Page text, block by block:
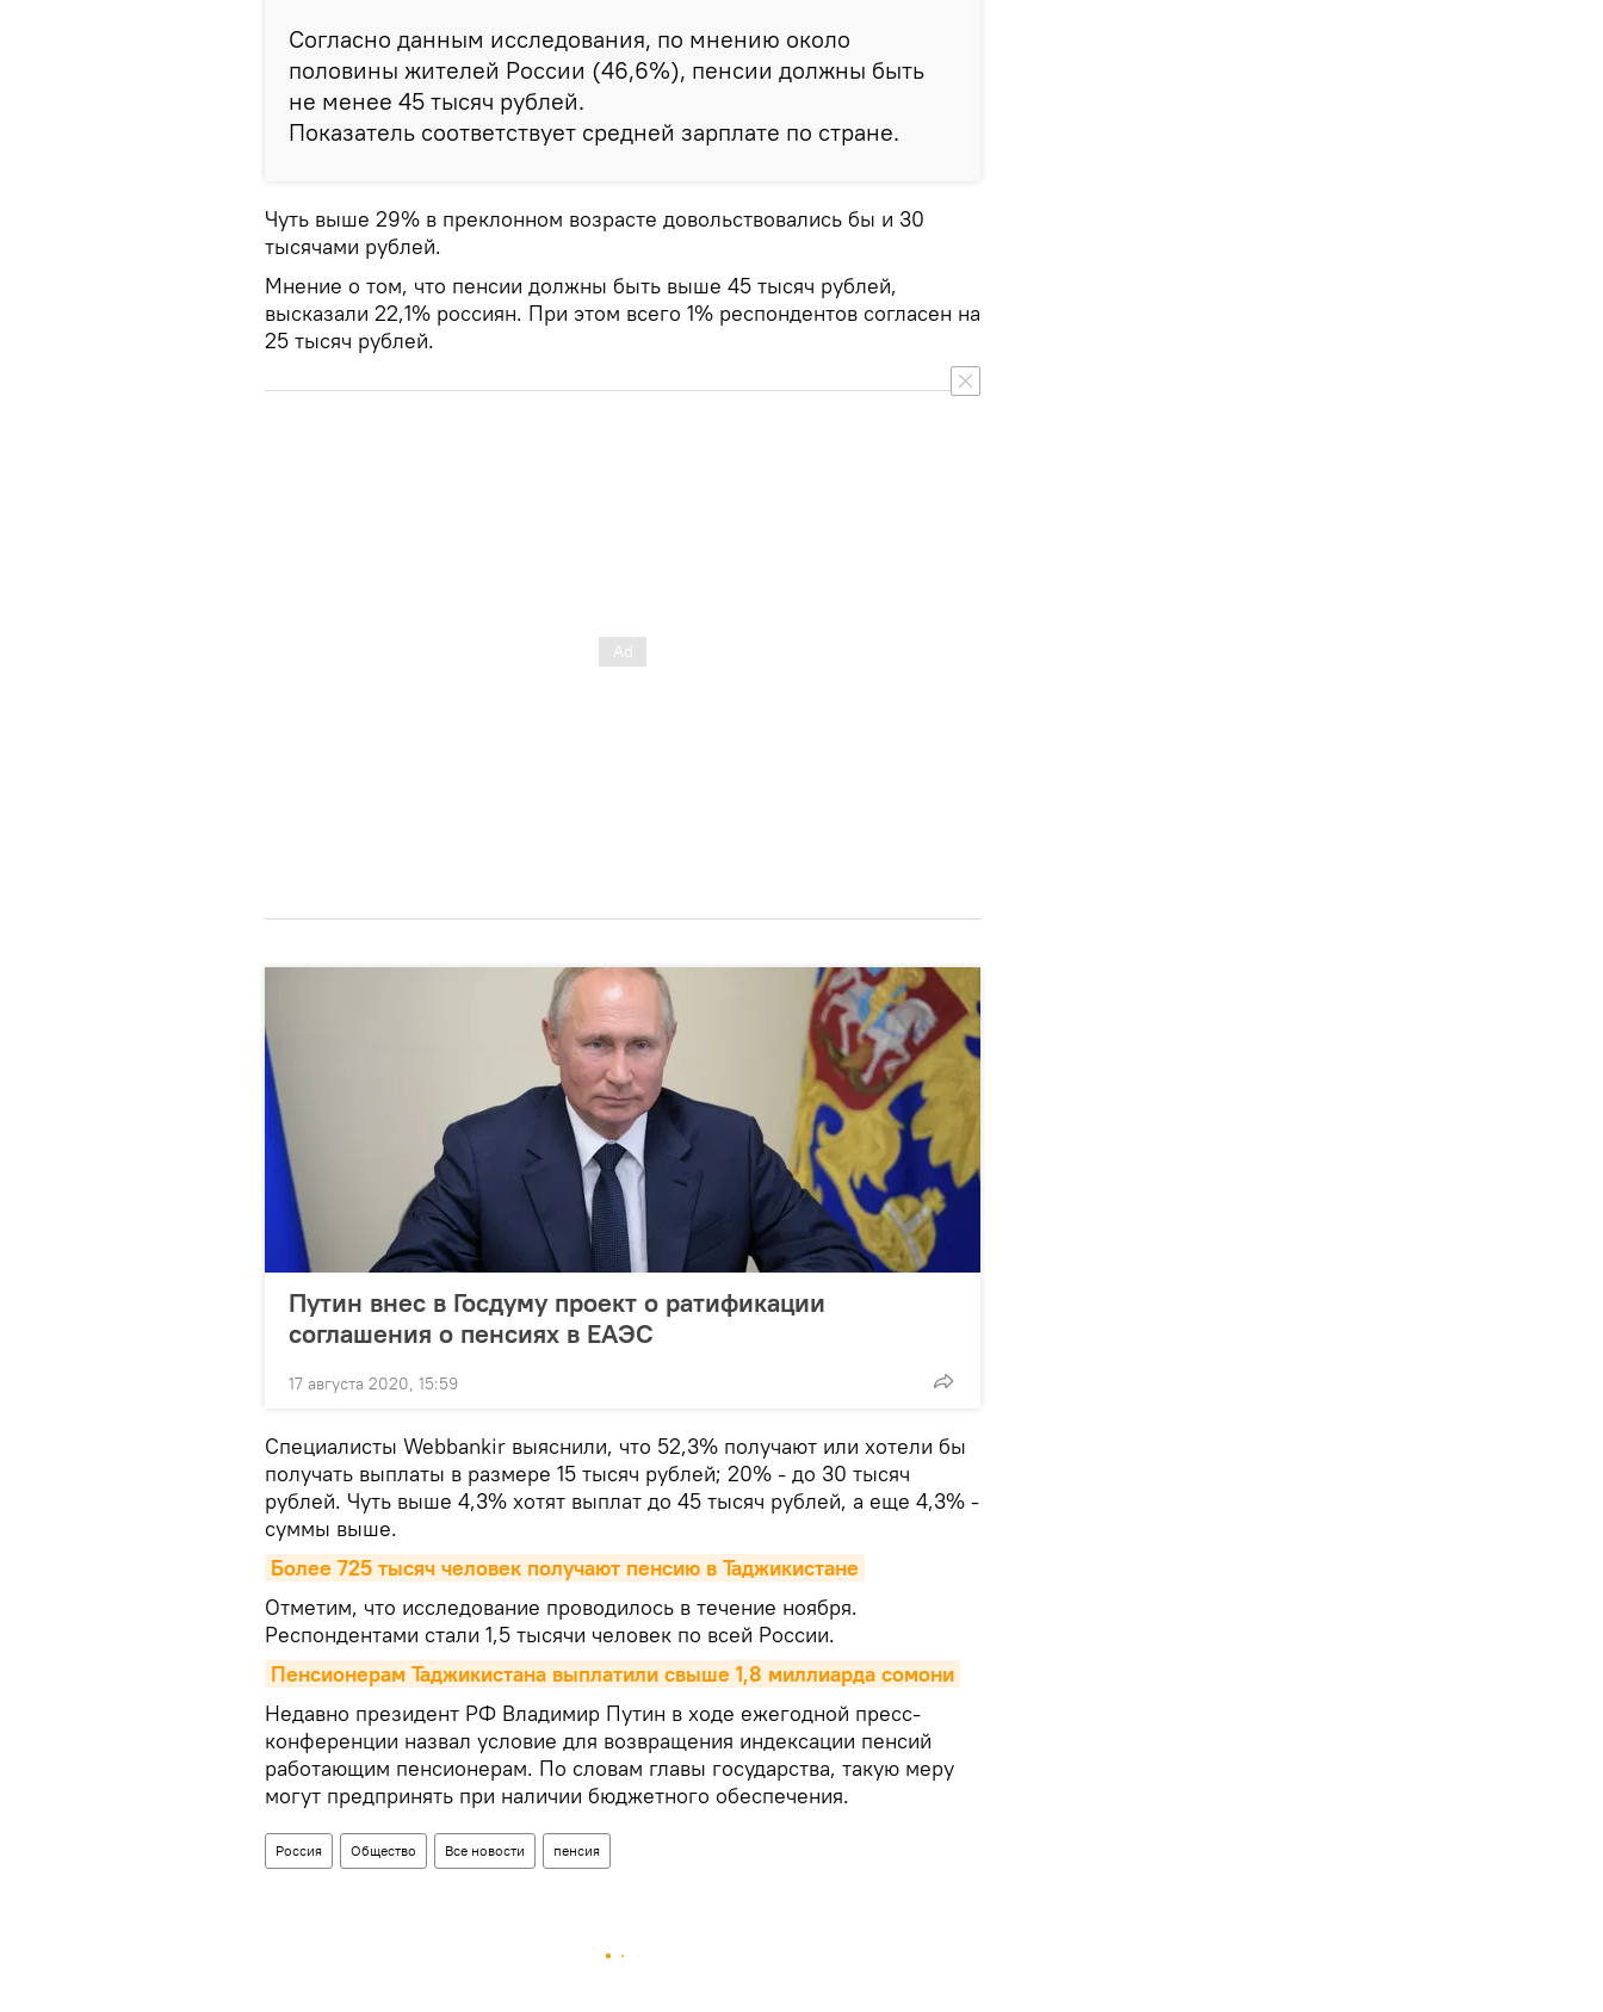
Согласно данным исследования, по мнению около
половины жителей России (46,6%), пенсии должны быть
не менее 45 тысяч рублей.
Показатель соответствует средней зарплате по стране.
Чуть выше 29% в преклонном возрасте довольствовались бы и 30
тысячами рублей.
Мнение о том, что пенсии должны быть выше 45 тысяч рублей,
высказали 22,1% россиян. При этом всего 1% респондентов согласен на
25 тысяч рублей.
Путин внес в Госдуму проект о ратификации
соглашения о пенсиях в ЕАЭС
17 августа 2020, 15:59
Специалисты Webbankir выяснили, что 52,3% получают или хотели бы
получать выплаты в размере 15 тысяч рублей; 20% - до 30 тысяч
рублей. Чуть выше 4,3% хотят выплат до 45 тысяч рублей, а еще 4,3% -
суммы выше.
Более 725 тысяч человек получают пенсию в Таджикистане
Отметим, что исследование проводилось в течение ноября.
Респондентами стали 1,5 тысячи человек по всей России.
Пенсионерам Таджикистана выплатили свыше 1,8 миллиарда сомони
Недавно президент РФ Владимир Путин в ходе ежегодной пресс-
конференции назвал условие для возвращения индексации пенсий
работающим пенсионерам. По словам главы государства, такую меру
могут предпринять при наличии бюджетного обеспечения.
Россия Общество Все новости пенсия